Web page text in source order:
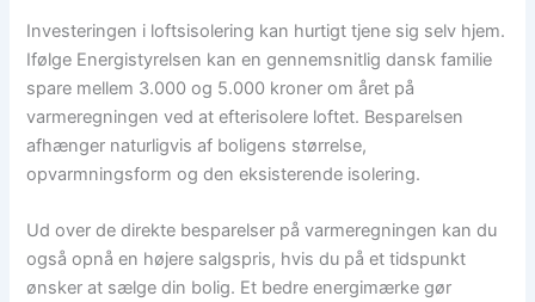
Investeringen i loftsisolering kan hurtigt tjene sig selv hjem.
Ifølge Energistyrelsen kan en gennemsnitlig dansk familie
spare mellem 3.000 og 5.000 kroner om året på
varmeregningen ved at efterisolere loftet. Besparelsen
afhænger naturligvis af boligens størrelse,
opvarmningsform og den eksisterende isolering.
Ud over de direkte besparelser på varmeregningen kan du
også opnå en højere salgspris, hvis du på et tidspunkt
ønsker at sælge din bolig. Et bedre energimærke gør